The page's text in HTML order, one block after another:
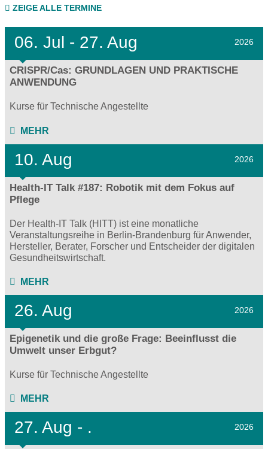
ZEIGE ALLE TERMINE
06. Jul - 27. Aug 2026
CRISPR/Cas: GRUNDLAGEN UND PRAKTISCHE
ANWENDUNG
Kurse für Technische Angestellte
MEHR
10. Aug 2026
Health-IT Talk #187: Robotik mit dem Fokus auf
Pflege
Der Health-IT Talk (HITT) ist eine monatliche
Veranstaltungsreihe in Berlin-Brandenburg für Anwender,
Hersteller, Berater, Forscher und Entscheider der digitalen
Gesundheitswirtschaft.
MEHR
26. Aug 2026
Epigenetik und die große Frage: Beeinflusst die
Umwelt unser Erbgut?
Kurse für Technische Angestellte
MEHR
27. Aug - . 2026